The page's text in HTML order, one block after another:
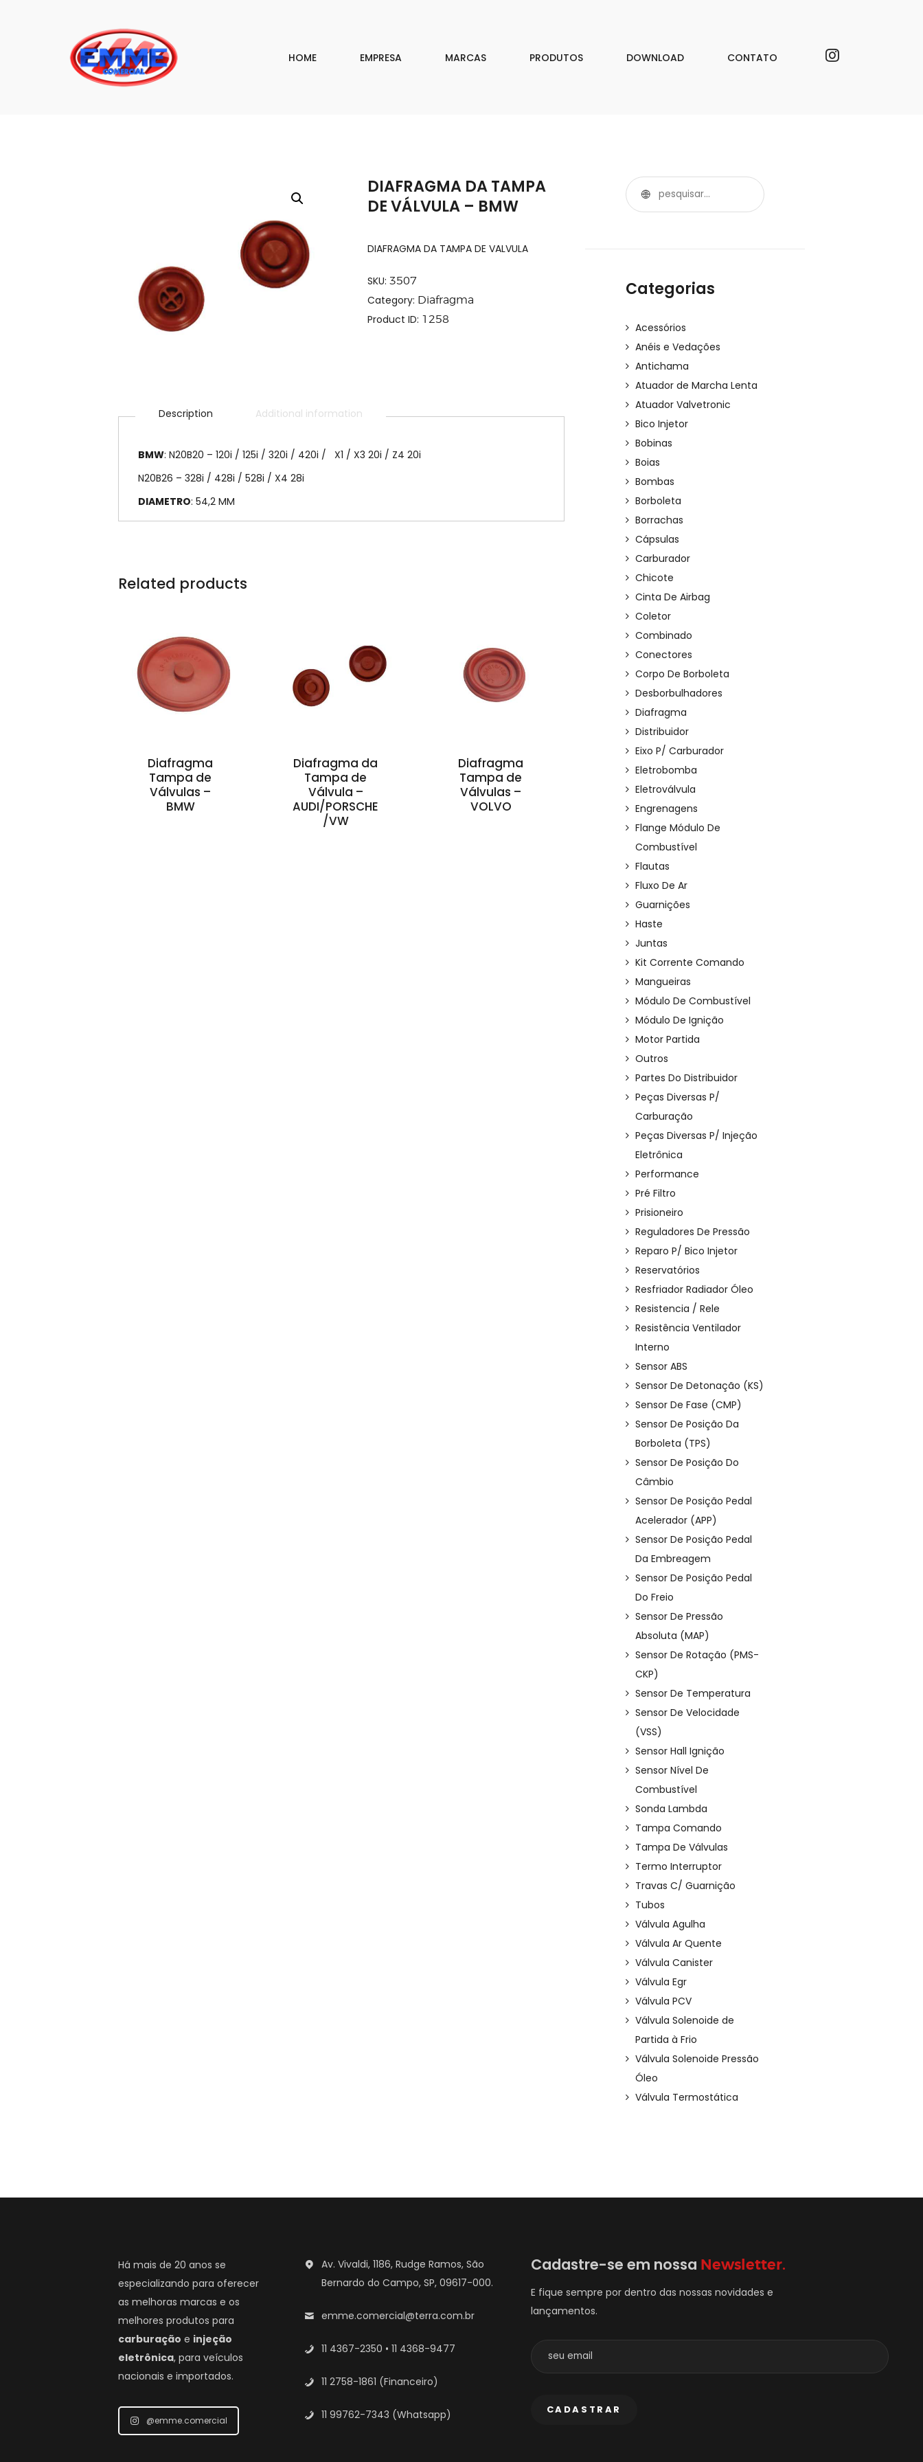
HOME EMPRESA MARCAS PRODUTOS DOWNLOAD CONTATO
PRODUTOS
DIAFRAGMA DA TAMPA
DE VÁLVULA – BMW
DIAFRAGMA DA TAMPA DE VALVULA
SKU: 3507
Category: Diafragma
Product ID: 1258
Description Additional information
BMW: N20B20 – 120i / 125i / 320i / 420i / X1 / X3 20i / Z4 20i
N20B26 – 328i / 428i / 528i / X4 28i
DIAMETRO: 54,2 MM
Related products
Diafragma
Tampa de
Válvulas –
BMW
Diafragma da
Tampa de
Válvula –
AUDI/PORSCHE
/VW
Diafragma
Tampa de
Válvulas –
VOLVO
PESQUISAR
Categorias
Acessórios
Anéis e Vedações
Antichama
Atuador de Marcha Lenta
Atuador Valvetronic
Bico Injetor
Bobinas
Boias
Bombas
Borboleta
Borrachas
Cápsulas
Carburador
Chicote
Cinta De Airbag
Coletor
Combinado
Conectores
Corpo De Borboleta
Desborbulhadores
Diafragma
Distribuidor
Eixo P/ Carburador
Eletrobomba
Eletroválvula
Engrenagens
Flange Módulo De
Combustível
Flautas
Fluxo De Ar
Guarnições
Haste
Juntas
Kit Corrente Comando
Mangueiras
Módulo De Combustível
Módulo De Ignição
Motor Partida
Outros
Partes Do Distribuidor
Peças Diversas P/
Carburação
Peças Diversas P/ Injeção
Eletrônica
Performance
Pré Filtro
Prisioneiro
Reguladores De Pressão
Reparo P/ Bico Injetor
Reservatórios
Resfriador Radiador Óleo
Resistencia / Rele
Resistência Ventilador
Interno
Sensor ABS
Sensor De Detonação (KS)
Sensor De Fase (CMP)
Sensor De Posição Da
Borboleta (TPS)
Sensor De Posição Do
Câmbio
Sensor De Posição Pedal
Acelerador (APP)
Sensor De Posição Pedal
Da Embreagem
Sensor De Posição Pedal
Do Freio
Sensor De Pressão
Absoluta (MAP)
Sensor De Rotação (PMS-
CKP)
Sensor De Temperatura
Sensor De Velocidade
(VSS)
Sensor Hall Ignição
Sensor Nível De
Combustível
Sonda Lambda
Tampa Comando
Tampa De Válvulas
Termo Interruptor
Travas C/ Guarnição
Tubos
Válvula Agulha
Válvula Ar Quente
Válvula Canister
Válvula Egr
Válvula PCV
Válvula Solenoide de
Partida à Frio
Válvula Solenoide Pressão
Óleo
Válvula Termostática
Há mais de 20 anos se
especializando para oferecer
as melhoras marcas e os
melhores produtos para
carburação e injeção
eletrônica, para veículos
nacionais e importados.
@emme.comercial
Av. Vivaldi, 1186, Rudge Ramos, São
Bernardo do Campo, SP, 09617-000.
emme.comercial@terra.com.br
11 4367-2350 • 11 4368-9477
11 2758-1861 (Financeiro)
11 99762-7343 (Whatsapp)
Cadastre-se em nossa Newsletter.
E fique sempre por dentro das nossas novidades e
lançamentos.